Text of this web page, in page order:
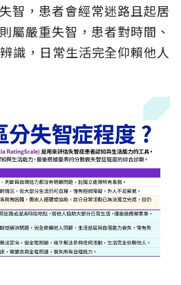
智，患者會經常迷路且起居
屬嚴重失智，患者對時間、
識，日常生活完全仰賴他人